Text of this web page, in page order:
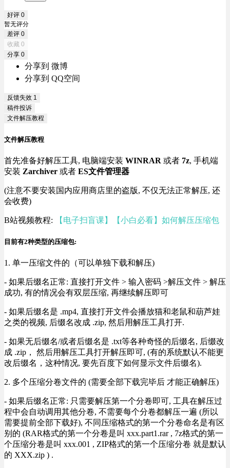
好评 0
暂无评分
差评 0
收藏 0
分享 0
分享到 微博
分享到 QQ空间
反馈失效 1
稿件投诉
文件解压教程
文件解压教程
首先准备好解压工具, 电脑端安装 WINRAR 或者 7z, 手机端
安装 Zarchiver 或者 ES文件管理器
(注意不要安装国内应用商店里的盗版, 不仅无法正常解压, 还
会收费)
B站视频教程: 【电子扫盲课】【小白必看】如何解压压缩包
目前有2种类型的压缩包:
1. 单一压缩文件的（可以单独下载和解压)
- 如果后缀名正常: 直接打开文件 > 输入密码 >解压文件 > 解压
成功, 有的情况会有双层压缩, 再继续解压即可
- 如果后缀名是 .mp4, 直接打开文件会播放猫和老鼠和葫芦娃
之类的视频, 后缀名改成 .zip, 然后用解压工具打开.
- 如果无后缀名/或者后缀名是 .txt等各种奇怪的后缀名, 后缀改
成 .zip， 然后用解压工具打开解压即可, (有的系统默认不能更
改后缀名，这种情况, 要先百度下如何显示文件后缀名).
2. 多个压缩分卷文件的 (需要全部下载完毕后 才能正确解压)
- 如果后缀名正常: 只需要解压第一个分卷即可, 工具在解压过
程中会自动调用其他分卷, 不需要每个分卷都解压一遍 (所以
需要提前全部下载好), 不同压缩格式的第一个分卷命名是有区
别的 (RAR格式的第一个分卷是叫 xxx.part1.rar , 7z格式的第一
个压缩分卷是叫 xxx.001 , ZIP格式的第一个压缩分卷 就是默认
的 XXX.zip ) .